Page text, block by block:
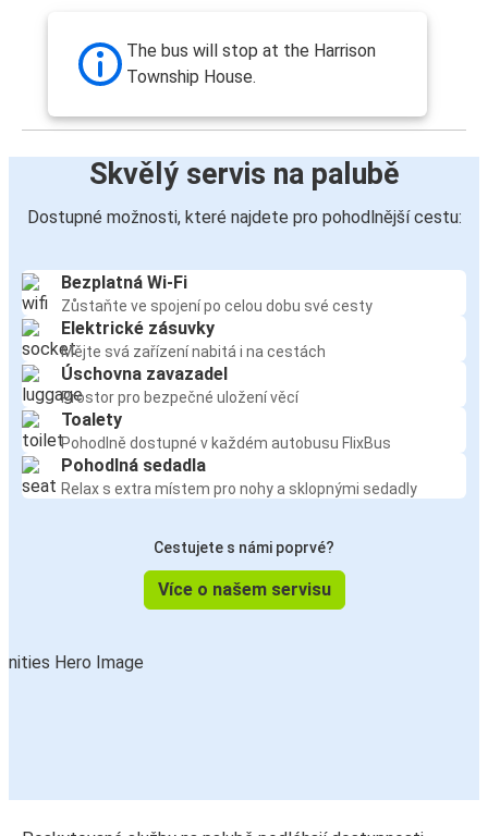
The bus will stop at the Harrison
Township House.
Skvělý servis na palubě
Dostupné možnosti, které najdete pro pohodlnější cestu:
Bezplatná Wi-Fi
Zůstaňte ve spojení po celou dobu své cesty
Elektrické zásuvky
Mějte svá zařízení nabitá i na cestách
Úschovna zavazadel
Prostor pro bezpečné uložení věcí
Toalety
Pohodlně dostupné v každém autobusu FlixBus
Pohodlná sedadla
Relax s extra místem pro nohy a sklopnými sedadly
Cestujete s námi poprvé?
Více o našem servisu